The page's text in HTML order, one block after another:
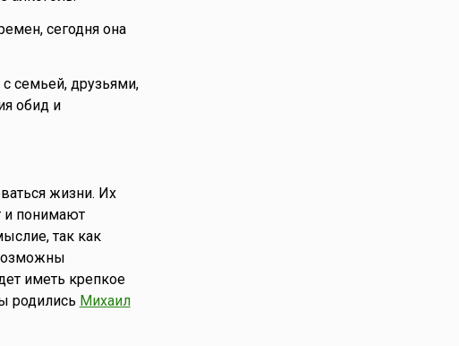
сегодня она
семьей, друзьями,
обид и
жизни. Их
и понимают
так как
иметь крепкое
родились Михаил